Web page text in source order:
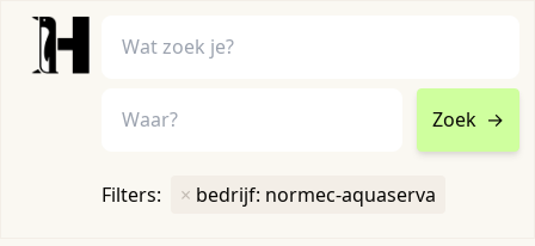
Zoek →
Filters: × bedrijf: normec-aquaserva